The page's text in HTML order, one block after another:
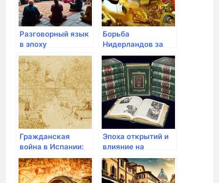
Разговорный язык
в эпоху
Возрождения
Борьба
Нидерландов за
независимость от
Испании
Гражданская
война в Испании:
противостояние
республиканцев и
националистов
Эпоха открытий и
влияние на
политическую
карту мира